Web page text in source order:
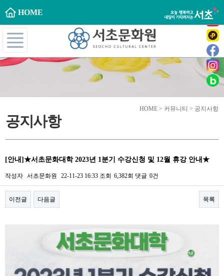
HOME
HOME > 커뮤니티 > 공지사항
공지사항
[안내]★서초문화대학 2023년 1분기 수강신청 및 12월 휴강 안내★
작성자 서초문화원 22-11-23 16:33 조회 6,382회 댓글 0건
이전글 다음글 목록